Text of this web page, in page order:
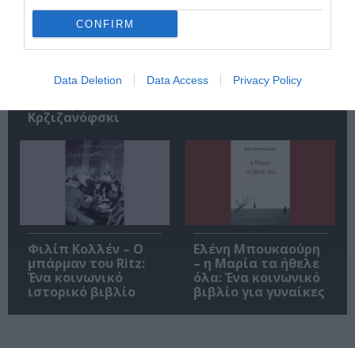
CONFIRM
Data Deletion Data Access Privacy Policy
Αυτοβιογραφία
συλλογή
διηγημάτων του
Κρζιζανόφσκι
Αντόνιο Πόρτσια –
ως εσωτερικός
διάλογος
Φιλίπ Κολλέν – Ο
μπάρμαν του Ritz:
Ένα κοινωνικό
ιστορικό βιβλίο
Ελένη Μπουκαούρη
– η Μαρία τα ήθελε
όλα: Ένα κοινωνικό
βιβλίο για γυναίκες